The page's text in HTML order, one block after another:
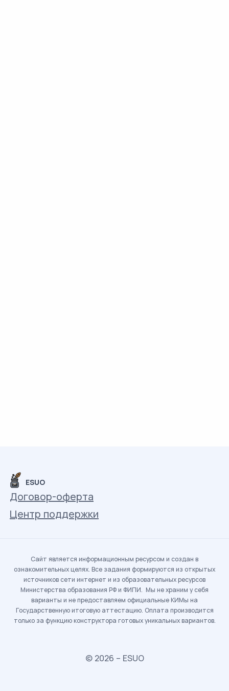
ESUO
Договор-оферта
Центр поддержки
Сайт является информационным ресурсом и создан в
ознакомительных целях. Все задания формируются из открытых
источников сети интернет и из образовательных ресурсов
Министерства образования РФ и ФИПИ. Мы не храним у себя
варианты и не предоставляем официальные КИМы на
Государственную итоговую аттестацию. Оплата производится
только за функцию конструктора готовых уникальных вариантов.
© 2026 – ESUO